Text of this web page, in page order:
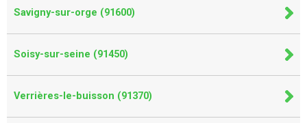
Savigny-sur-orge (91600)
Soisy-sur-seine (91450)
Verrières-le-buisson (91370)